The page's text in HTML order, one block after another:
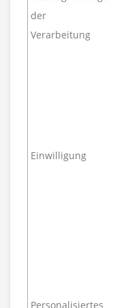
der
Verarbeitung
Einwilligung
Personalisiertes